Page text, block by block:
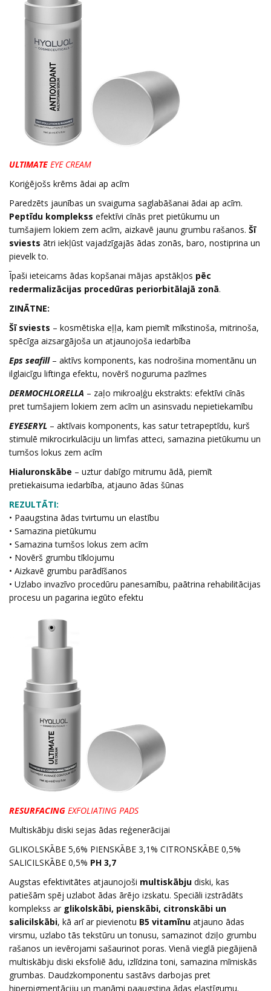
ULTIMATE EYE CREAM
Koriģējošs krēms ādai ap acīm
Paredzēts jaunības un svaiguma saglabāšanai ādai ap acīm.
Peptīdu komplekss efektīvi cīnās pret pietūkumu un
tumšajiem lokiem zem acīm, aizkavē jaunu grumbu rašanos. Šī
sviests ātri iekļūst vajadzīgajās ādas zonās, baro, nostiprina un
pievelk to.
Īpaši ieteicams ādas kopšanai mājas apstākļos pēc
redermalizācijas procedūras periorbitālajā zonā.
ZINĀTNE:
Šī sviests – kosmētiska eļļa, kam piemīt mīkstinoša, mitrinoša,
spēcīga aizsargājoša un atjaunojoša iedarbība
Eps seafill– aktīvs komponents, kas nodrošina momentānu un
ilglaicīgu liftinga efektu, novērš noguruma pazīmes
DERMOCHLORELLA – zaļo mikroaļģu ekstrakts: efektīvi cīnās
pret tumšajiem lokiem zem acīm un asinsvadu nepietiekamību
EYESERYL – aktīvais komponents, kas satur tetrapeptīdu, kurš
stimulē mikrocirkulāciju un limfas atteci, samazina pietūkumu un
tumšos lokus zem acīm
Hialuronskābe – uztur dabīgo mitrumu ādā, piemīt
pretiekaisuma iedarbība, atjauno ādas šūnas
REZULTĀTI:
• Paaugstina ādas tvirtumu un elastību
• Samazina pietūkumu
• Samazina tumšos lokus zem acīm
• Novērš grumbu tīklojumu
• Aizkavē grumbu parādīšanos
• Uzlabo invazīvo procedūru panesamību, paātrina rehabilitācijas
procesu un pagarina iegūto efektu
RESURFACING EXFOLIATING PADS
Multiskābju diski sejas ādas reģenerācijai
GLIKOLSKĀBE 5,6% PIENSKĀBE 3,1% CITRONSKĀBE 0,5%
SALICILSKĀBE 0,5% PH 3,7
Augstas efektivitātes atjaunojoši multiskābju diski, kas
patiešām spēj uzlabot ādas ārējo izskatu. Speciāli izstrādāts
komplekss ar glikolskābi, pienskābi, citronskābi un
salicilskābi, kā arī ar pievienotu B5 vitamīnu atjauno ādas
virsmu, uzlabo tās tekstūru un tonusu, samazinot dziļo grumbu
rašanos un ievērojami sašaurinot poras. Vienā vieglā piegājienā
multiskābju diski eksfoliē ādu, izlīdzina toni, samazina mīmiskās
grumbas. Daudzkomponentu sastāvs darbojas pret
hiperpigmentāciju un manāmi paaugstina ādas elastīgumu.